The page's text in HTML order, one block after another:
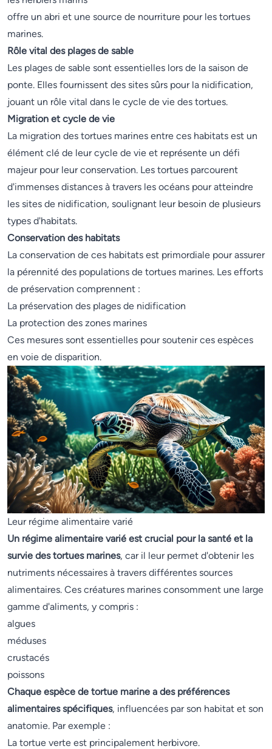
offre un abri et une source de nourriture pour les tortues
marines.
Rôle vital des plages de sable
Les plages de sable sont essentielles lors de la saison de
ponte. Elles fournissent des sites sûrs pour la nidification,
jouant un rôle vital dans le cycle de vie des tortues.
Migration et cycle de vie
La migration des tortues marines entre ces habitats est un
élément clé de leur cycle de vie et représente un défi
majeur pour leur conservation. Les tortues parcourent
d'immenses distances à travers les océans pour atteindre
les sites de nidification, soulignant leur besoin de plusieurs
types d'habitats.
Conservation des habitats
La conservation de ces habitats est primordiale pour assurer
la pérennité des populations de tortues marines. Les efforts
de préservation comprennent :
La préservation des plages de nidification
La protection des zones marines
Ces mesures sont essentielles pour soutenir ces espèces
en voie de disparition.
Leur régime alimentaire varié
Un régime alimentaire varié est crucial pour la santé et la
survie des tortues marines, car il leur permet d'obtenir les
nutriments nécessaires à travers différentes sources
alimentaires. Ces créatures marines consomment une large
gamme d'aliments, y compris :
algues
méduses
crustacés
poissons
Chaque espèce de tortue marine a des préférences
alimentaires spécifiques, influencées par son habitat et son
anatomie. Par exemple :
La tortue verte est principalement herbivore.